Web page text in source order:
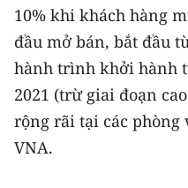
TIN ĐỊA PHƯƠNG
Trung du và miền núi
Đồng bằng sông Hồng
Bắc Trung Bộ
10% khi khách hàng
đầu mở bán, bắt đầu
hành trình khởi hành
2021 (trừ giai đoạn
rộng rãi tại các phòng
VNA.